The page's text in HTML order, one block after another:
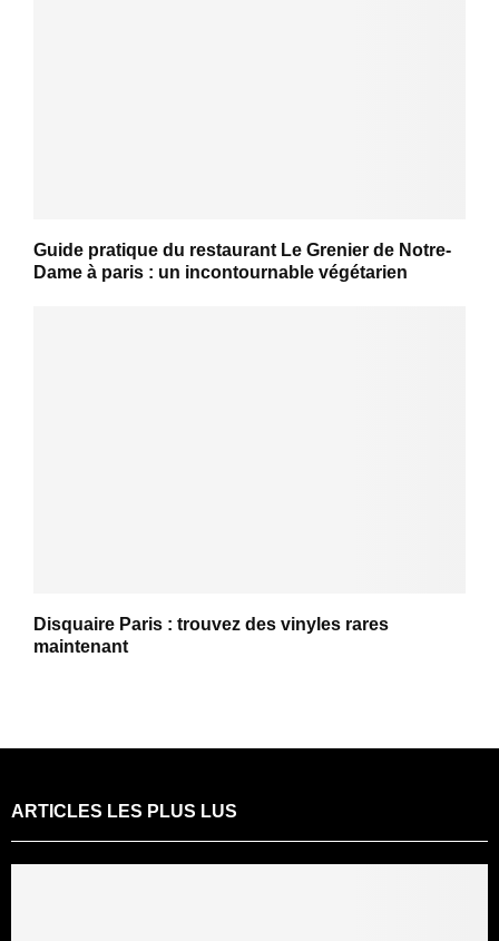
Guide pratique du restaurant Le Grenier de Notre-
Dame à paris : un incontournable végétarien
Disquaire Paris : trouvez des vinyles rares
maintenant
ARTICLES LES PLUS LUS